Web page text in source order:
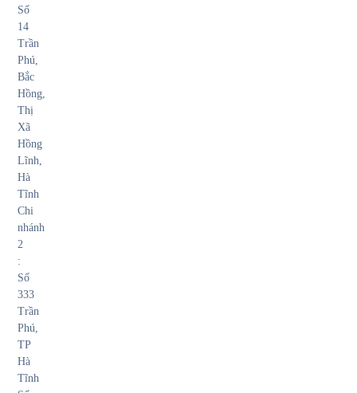
Số
14
Trần
Phú,
Bắc
Hồng,
Thị
Xã
Hồng
Lĩnh,
Hà
Tĩnh
Chi
nhánh
2
:
Số
333
Trần
Phú,
TP
Hà
Tĩnh